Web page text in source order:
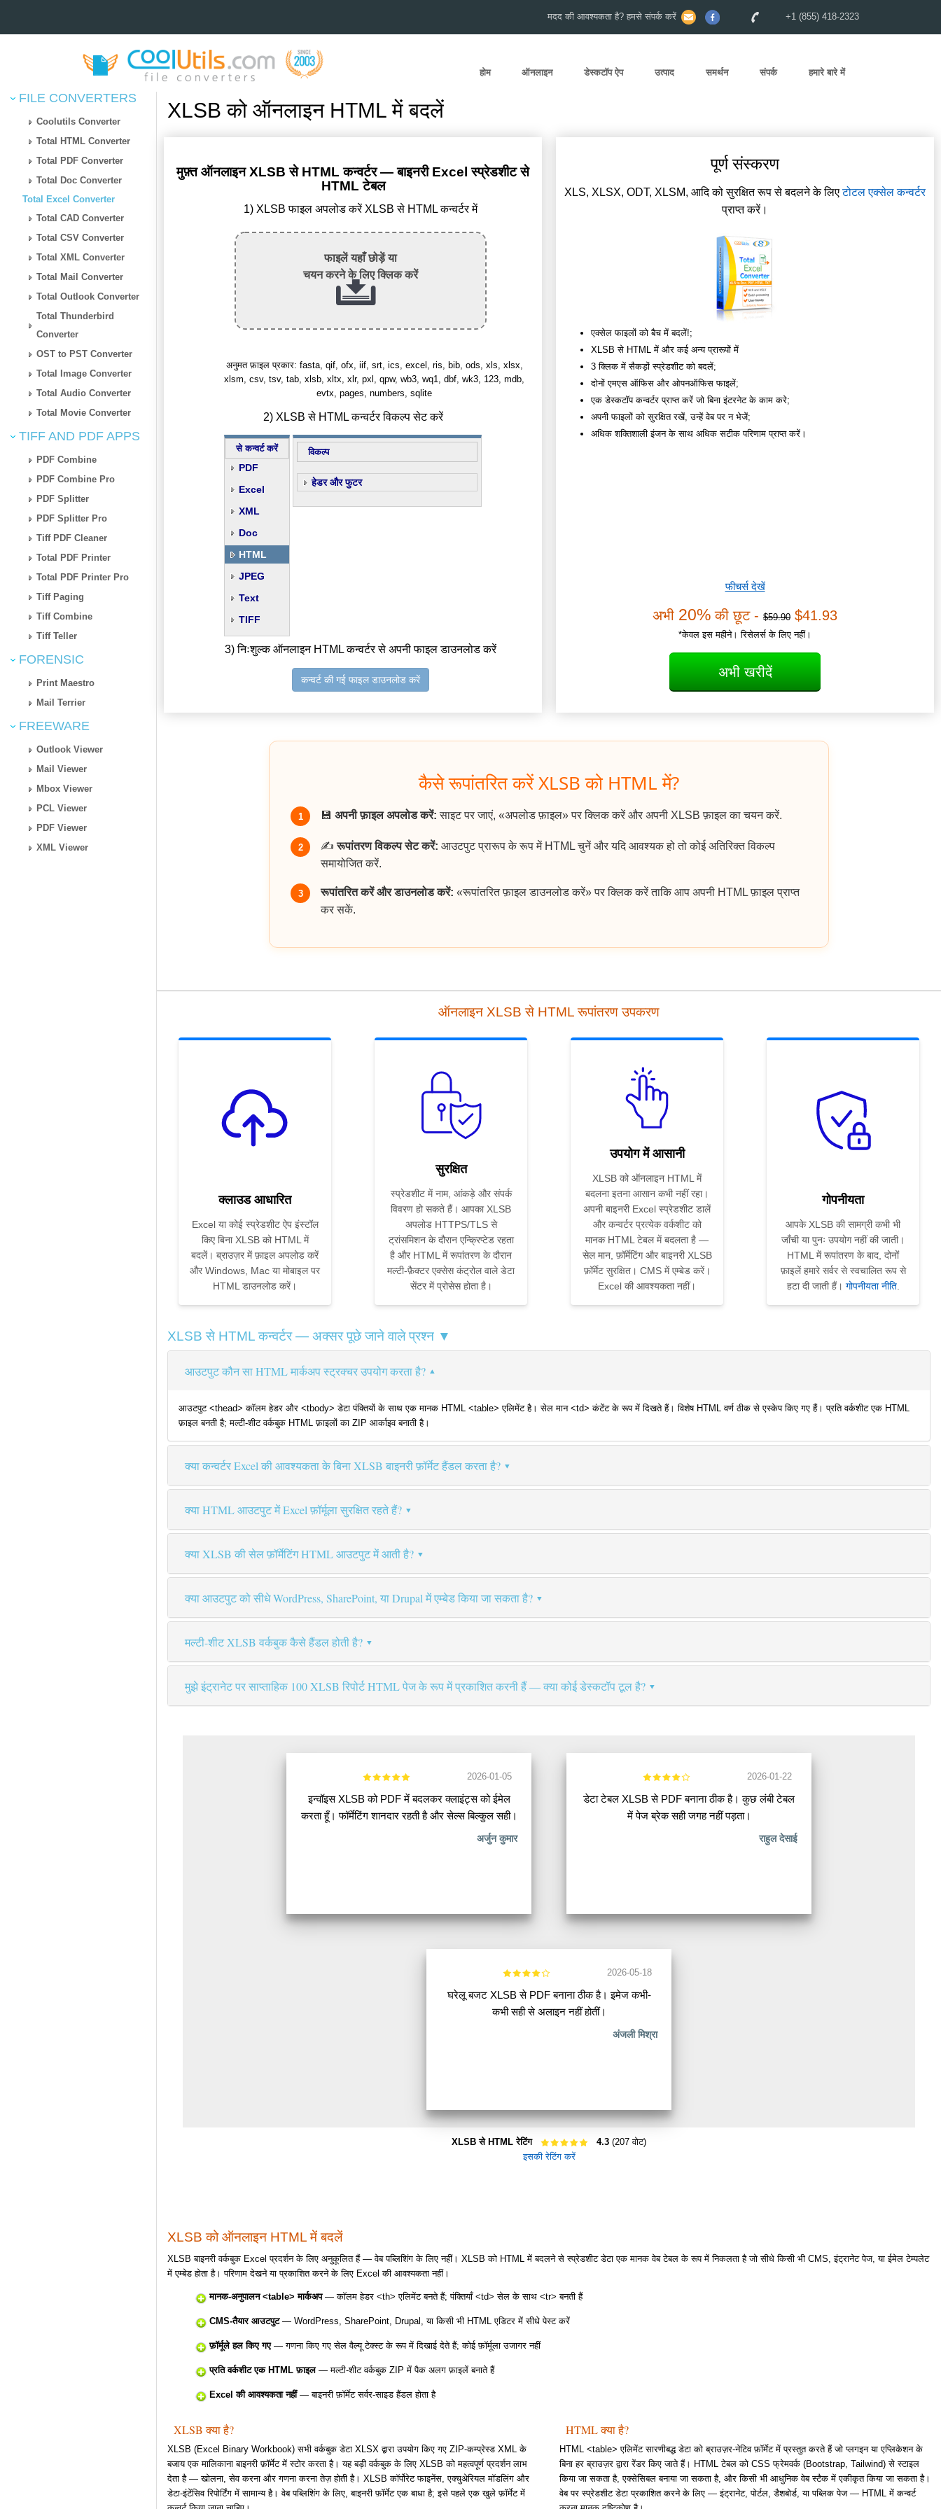
मदद की आवश्यकता है? हमसे संपर्क करें +1 (855) 418-2323
होम ऑनलाइन डेस्कटॉप ऐप उत्पाद समर्थन संपर्क हमारे बारे में
FILE CONVERTERS
Coolutils Converter
Total HTML Converter
Total PDF Converter
Total Doc Converter
Total Excel Converter
Total CAD Converter
Total CSV Converter
Total XML Converter
Total Mail Converter
Total Outlook Converter
Total Thunderbird
Converter
OST to PST Converter
Total Image Converter
Total Audio Converter
Total Movie Converter
TIFF AND PDF APPS
PDF Combine
PDF Combine Pro
PDF Splitter
PDF Splitter Pro
Tiff PDF Cleaner
Total PDF Printer
Total PDF Printer Pro
Tiff Paging
Tiff Combine
Tiff Teller
FORENSIC
Print Maestro
Mail Terrier
FREEWARE
Outlook Viewer
Mail Viewer
Mbox Viewer
PCL Viewer
PDF Viewer
XML Viewer
XLSB को ऑनलाइन HTML में बदलें
मुफ़्त ऑनलाइन XLSB से HTML कन्वर्टर — बाइनरी Excel स्प्रेडशीट से
HTML टेबल
1) XLSB फाइल अपलोड करें XLSB से HTML कन्वर्टर में
फाइलें यहाँ छोड़ें या
चयन करने के लिए क्लिक करें
अनुमत फ़ाइल प्रकार: fasta, qif, ofx, iif, srt, ics, excel, ris, bib, ods, xls, xlsx,
xlsm, csv, tsv, tab, xlsb, xltx, xlr, pxl, qpw, wb3, wq1, dbf, wk3, 123, mdb,
evtx, pages, numbers, sqlite
2) XLSB से HTML कन्वर्टर विकल्प सेट करें
से कन्वर्ट करें
PDF
Excel
XML
Doc
HTML
JPEG
Text
TIFF
विकल्प
हेडर और फुटर
3) निःशुल्क ऑनलाइन HTML कन्वर्टर से अपनी फाइल डाउनलोड करें
कन्वर्ट की गई फाइल डाउनलोड करें
पूर्ण संस्करण
XLS, XLSX, ODT, XLSM, आदि को सुरक्षित रूप से बदलने के लिएटोटल एक्सेल कन्वर्टर
प्राप्त करें।
एक्सेल फाइलों को बैच में बदलें!;
XLSB से HTML में और कई अन्य प्रारूपों में
3 क्लिक में सैकड़ों स्प्रेडशीट को बदलें;
दोनों एमएस ऑफिस और ओपनऑफिस फाइलें;
एक डेस्कटॉप कन्वर्टर प्राप्त करें जो बिना इंटरनेट के काम करे;
अपनी फाइलों को सुरक्षित रखें, उन्हें वेब पर न भेजें;
अधिक शक्तिशाली इंजन के साथ अधिक सटीक परिणाम प्राप्त करें।
फीचर्स देखें
अभी 20% की छूट - $59.90 $41.93
*केवल इस महीने। रिसेलर्स के लिए नहीं।
अभी खरीदें
कैसे रूपांतरित करें XLSB को HTML में?
1 💾 अपनी फ़ाइल अपलोड करें: साइट पर जाएं, «अपलोड फ़ाइल» पर क्लिक करें और अपनी XLSB फ़ाइल का चयन करें.
2 ✍️रूपांतरण विकल्प सेट करें: आउटपुट प्रारूप के रूप में HTML चुनें और यदि आवश्यक हो तो कोई अतिरिक्त विकल्प
समायोजित करें.
3 रूपांतरित करें और डाउनलोड करें: «रूपांतरित फ़ाइल डाउनलोड करें» पर क्लिक करें ताकि आप अपनी HTML फ़ाइल प्राप्त
कर सकें.
ऑनलाइन XLSB से HTML रूपांतरण उपकरण
क्लाउड आधारित
Excel या कोई स्प्रेडशीट ऐप इंस्टॉल
किए बिना XLSB को HTML में
बदलें। ब्राउज़र में फ़ाइल अपलोड करें
और Windows, Mac या मोबाइल पर
HTML डाउनलोड करें।
सुरक्षित
स्प्रेडशीट में नाम, आंकड़े और संपर्क
विवरण हो सकते हैं। आपका XLSB
अपलोड HTTPS/TLS से
ट्रांसमिशन के दौरान एन्क्रिप्टेड रहता
है और HTML में रूपांतरण के दौरान
मल्टी-फ़ैक्टर एक्सेस कंट्रोल वाले डेटा
सेंटर में प्रोसेस होता है।
उपयोग में आसानी
XLSB को ऑनलाइन HTML में
बदलना इतना आसान कभी नहीं रहा।
अपनी बाइनरी Excel स्प्रेडशीट डालें
और कन्वर्टर प्रत्येक वर्कशीट को
मानक HTML टेबल में बदलता है —
सेल मान, फ़ॉर्मेटिंग और बाइनरी XLSB
फ़ॉर्मेट सुरक्षित। CMS में एम्बेड करें।
Excel की आवश्यकता नहीं।
गोपनीयता
आपके XLSB की सामग्री कभी भी
जाँची या पुनः उपयोग नहीं की जाती।
HTML में रूपांतरण के बाद, दोनों
फ़ाइलें हमारे सर्वर से स्वचालित रूप से
हटा दी जाती हैं। गोपनीयता नीति.
XLSB से HTML कन्वर्टर — अक्सर पूछे जाने वाले प्रश्न ▼
आउटपुट कौन सा HTML मार्कअप स्ट्रक्चर उपयोग करता है?
आउटपुट <thead> कॉलम हेडर और <tbody> डेटा पंक्तियों के साथ एक मानक HTML <table> एलिमेंट है। सेल मान <td> कंटेंट के रूप में दिखते हैं। विशेष HTML वर्ण ठीक से एस्केप किए गए हैं। प्रति वर्कशीट एक HTML
फ़ाइल बनती है; मल्टी-शीट वर्कबुक HTML फ़ाइलों का ZIP आर्काइव बनाती है।
क्या कन्वर्टर Excel की आवश्यकता के बिना XLSB बाइनरी फ़ॉर्मेट हैंडल करता है?
क्या HTML आउटपुट में Excel फ़ॉर्मूला सुरक्षित रहते हैं?
क्या XLSB की सेल फ़ॉर्मेटिंग HTML आउटपुट में आती है?
क्या आउटपुट को सीधे WordPress, SharePoint, या Drupal में एम्बेड किया जा सकता है?
मल्टी-शीट XLSB वर्कबुक कैसे हैंडल होती है?
मुझे इंट्रानेट पर साप्ताहिक 100 XLSB रिपोर्ट HTML पेज के रूप में प्रकाशित करनी हैं — क्या कोई डेस्कटॉप टूल है?
2026-01-05
इन्वॉइस XLSB को PDF में बदलकर क्लाइंट्स को ईमेल
करता हूँ। फॉर्मेटिंग शानदार रहती है और सेल्स बिल्कुल सही।
अर्जुन कुमार
2026-01-22
डेटा टेबल XLSB से PDF बनाना ठीक है। कुछ लंबी टेबल
में पेज ब्रेक सही जगह नहीं पड़ता।
राहुल देसाई
2026-05-18
घरेलू बजट XLSB से PDF बनाना ठीक है। इमेज कभी-
कभी सही से अलाइन नहीं होतीं।
अंजली मिश्रा
XLSB से HTML रेटिंग 4.3 (207 वोट)
इसकी रेटिंग करें
XLSB को ऑनलाइन HTML में बदलें
XLSB बाइनरी वर्कबुक Excel प्रदर्शन के लिए अनुकूलित हैं — वेब पब्लिशिंग के लिए नहीं। XLSB को HTML में बदलने से स्प्रेडशीट डेटा एक मानक वेब टेबल के रूप में निकलता है जो सीधे किसी भी CMS, इंट्रानेट पेज, या ईमेल टेम्पलेट
में एम्बेड होता है। परिणाम देखने या प्रकाशित करने के लिए Excel की आवश्यकता नहीं।
मानक-अनुपालन <table> मार्कअप— कॉलम हेडर <th> एलिमेंट बनते हैं; पंक्तियाँ <td> सेल के साथ <tr> बनती हैं
CMS-तैयार आउटपुट— WordPress, SharePoint, Drupal, या किसी भी HTML एडिटर में सीधे पेस्ट करें
फ़ॉर्मूले हल किए गए— गणना किए गए सेल वैल्यू टेक्स्ट के रूप में दिखाई देते हैं; कोई फ़ॉर्मूला उजागर नहीं
प्रति वर्कशीट एक HTML फ़ाइल— मल्टी-शीट वर्कबुक ZIP में पैक अलग फ़ाइलें बनाते हैं
Excel की आवश्यकता नहीं— बाइनरी फ़ॉर्मेट सर्वर-साइड हैंडल होता है
XLSB क्या है?
XLSB (Excel Binary Workbook) सभी वर्कबुक डेटा XLSX द्वारा उपयोग किए गए ZIP-कम्प्रेस्ड XML के
बजाय एक मालिकाना बाइनरी फ़ॉर्मेट में स्टोर करता है। यह बड़ी वर्कबुक के लिए XLSB को महत्वपूर्ण प्रदर्शन लाभ
देता है — खोलना, सेव करना और गणना करना तेज़ होती है। XLSB कॉर्पोरेट फाइनेंस, एक्चुअेरियल मॉडलिंग और
डेटा-इंटेंसिव रिपोर्टिंग में सामान्य है। वेब पब्लिशिंग के लिए, बाइनरी फ़ॉर्मेट एक बाधा है; इसे पहले एक खुले फ़ॉर्मेट में
HTML क्या है?
HTML <table> एलिमेंट सारणीबद्ध डेटा को ब्राउज़र-नेटिव फ़ॉर्मेट में प्रस्तुत करते हैं जो प्लगइन या एप्लिकेशन के
बिना हर ब्राउज़र द्वारा रेंडर किए जाते हैं। HTML टेबल को CSS फ्रेमवर्क (Bootstrap, Tailwind) से स्टाइल
किया जा सकता है, एक्सेसिबल बनाया जा सकता है, और किसी भी आधुनिक वेब स्टैक में एकीकृत किया जा सकता है।
वेब पर स्प्रेडशीट डेटा प्रकाशित करने के लिए — इंट्रानेट, पोर्टल, डैशबोर्ड, या पब्लिक पेज — HTML में कन्वर्ट